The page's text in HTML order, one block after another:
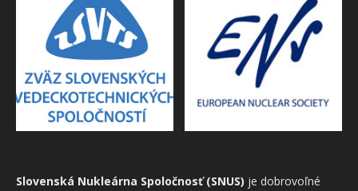
Slovenská Nukleárna Spoločnosť (SNUS) je dobrovoľné